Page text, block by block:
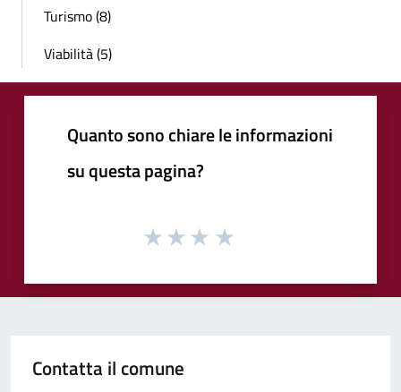
Turismo (8)
Viabilità (5)
Quanto sono chiare le informazioni
su questa pagina?
Contatta il comune